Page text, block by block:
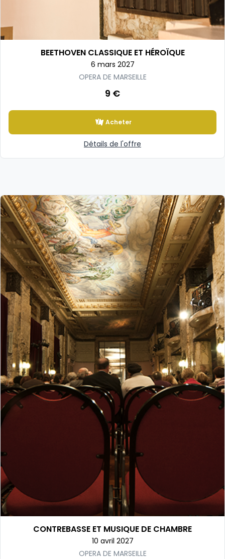
BEETHOVEN CLASSIQUE ET HÉROÏQUE
6 mars 2027
OPERA DE MARSEILLE
9 €
Acheter
Détails de l'offre
CONTREBASSE ET MUSIQUE DE CHAMBRE
10 avril 2027
OPERA DE MARSEILLE